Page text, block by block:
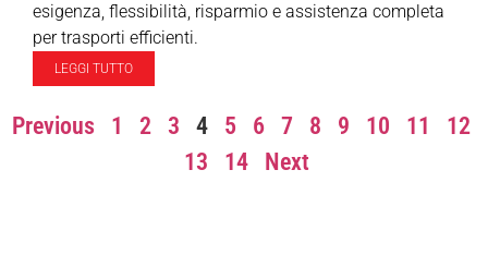
esigenza, flessibilità, risparmio e assistenza completa
per trasporti efficienti.
LEGGI TUTTO
Previous 1 2 3 4 5 6 7 8 9 10 11
12
13
14 Next